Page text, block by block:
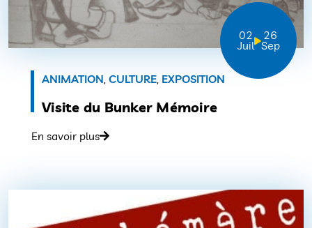
02
Juil
26
Sep
ANIMATION CULTURE EXPOSITION
Visite du Bunker Mémoire
En savoir plus